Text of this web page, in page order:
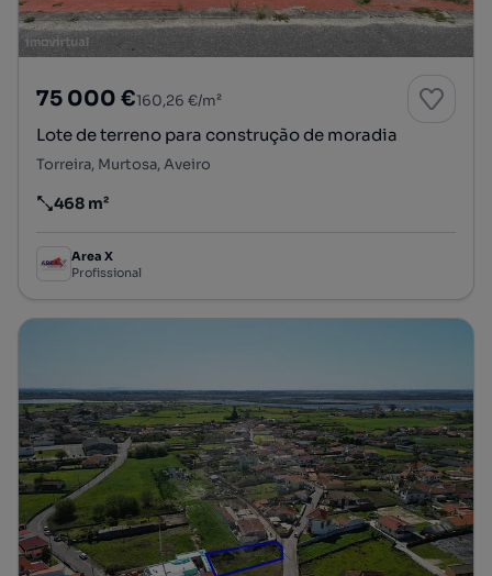
75 000 €160,26 €/m²
Lote de terreno para construção de moradia
Torreira, Murtosa, Aveiro
Preço por metro quadrado
468 m²
Area X
Profissional